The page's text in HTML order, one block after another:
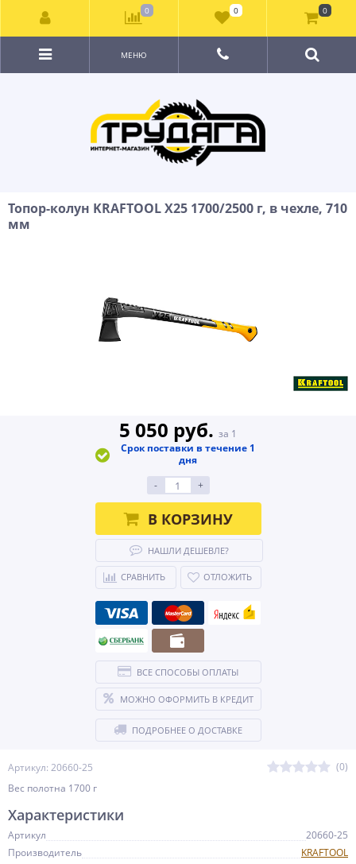
МЕНЮ
Топор-колун KRAFTOOL X25 1700/2500 г, в чехле, 710
мм
Артикул: 20660-25
(0)
Вес полотна 1700 г
5 050 руб. за 1
Срок поставки в течение 1
дня
-
+
В КОРЗИНУ
НАШЛИ ДЕШЕВЛЕ?
СРАВНИТЬ ОТЛОЖИТЬ
ВСЕ СПОСОБЫ ОПЛАТЫ
МОЖНО ОФОРМИТЬ В КРЕДИТ
ПОДРОБНЕЕ О ДОСТАВКЕ
Характеристики
Артикул
20660-25
Производитель
KRAFTOOL
0 0 0